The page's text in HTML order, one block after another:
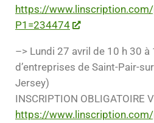
https://
P1=234474
–> Lundi 27 avril de 10 h 30 à
d’entreprises de Saint-Pair-
Jersey)
INSCRIPTION OBLIGATOIRE
https://